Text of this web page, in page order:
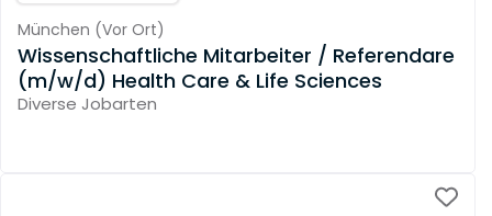
München (Vor Ort)
Wissenschaftliche Mitarbeiter / Referendare
(m/w/d) Health Care & Life Sciences
Diverse Jobarten